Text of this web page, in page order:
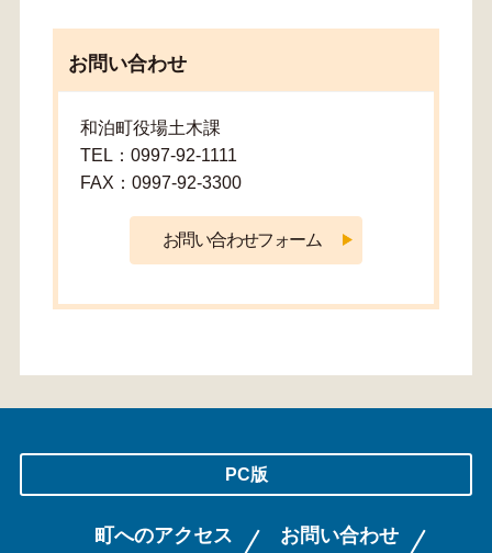
お問い合わせ
和泊町役場土木課
TEL：0997-92-1111
FAX：0997-92-3300
PC版
町へのアクセス
お問い合わせ